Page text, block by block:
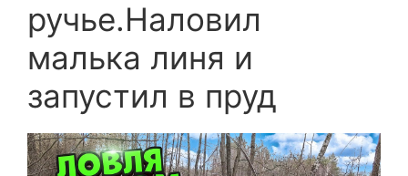
ручье.Наловил
малька линя и
запустил в пруд